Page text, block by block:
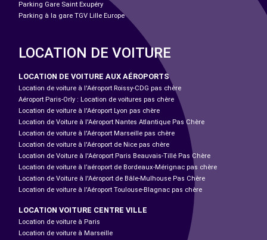
Parking Gare Saint Exupéry
Parking à la gare TGV Lille Europe
LOCATION DE VOITURE
LOCATION DE VOITURE AUX AÉROPORTS
Location de voiture à l'Aéroport Roissy-CDG pas chère
Aéroport Paris-Orly : Location de voitures pas chère
Location de voiture à l'Aéroport Lyon pas chère
Location de Voiture à l'Aéroport Nantes Atlantique Pas Chère
Location de voiture à l'Aéroport Marseille pas chère
Location de voiture à l'Aéroport de Nice pas chère
Location de Voiture à l'Aéroport Paris Beauvais-Tillé Pas Chère
Location de voiture à l’aéroport de Bordeaux-Mérignac pas chère
Location de Voiture à l'Aéroport de Bâle-Mulhouse Pas Chère
Location de voiture à l'Aéroport Toulouse-Blagnac pas chère
LOCATION VOITURE CENTRE VILLE
Location de voiture à Paris
Location de voiture à Marseille